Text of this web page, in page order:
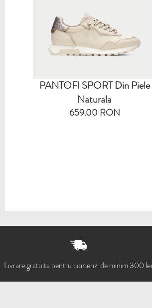
PANTOFI SPORT Din Piele
Naturala
659.00 RON
Livrare gratuita pentru comenzi de minim 300 lei